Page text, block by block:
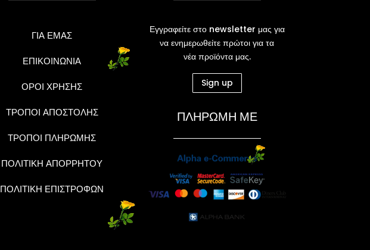
ΓΙΑ ΕΜΑΣ
ΕΠΙΚΟΙΝΩΝΙΑ
ΟΡΟΙ ΧΡΗΣΗΣ
ΤΡΟΠΟΙ ΑΠΟΣΤΟΛΗΣ
ΤΡΟΠΟΙ ΠΛΗΡΩΜΗΣ
ΠΟΛΙΤΙΚΗ ΑΠΟΡΡΗΤΟΥ
ΠΟΛΙΤΙΚΗ ΕΠΙΣΤΡΟΦΩΝ
Εγγραφείτε στο newsletter μας για
να ενημερωθείτε πρώτοι για τα
νέα προϊόντα μας.
Sign up
ΠΛΗΡΩΜΗ ΜΕ